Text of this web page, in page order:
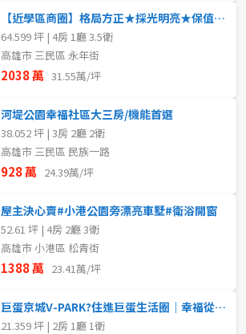
【近學區商圈】格局方正★採光明亮★保值增值首選
64.599 坪 | 4房 1廳 3.5衛
高雄市 三民區 永年街
2038 萬 31.55萬/坪
河堤公園幸福社區大三房/機能首選
38.052 坪 | 3房 2廳 2衛
高雄市 三民區 民族一路
928 萬 24.39萬/坪
屋主決心賣#小港公園旁漂亮車墅#衛浴開窗
52.61 坪 | 4房 2廳 3衛
高雄市 小港區 松青街
1388 萬 23.41萬/坪
巨蛋京城V-PARK?住進巨蛋生活圈｜幸福從此開始
21.359 坪 | 2房 1廳 1衛